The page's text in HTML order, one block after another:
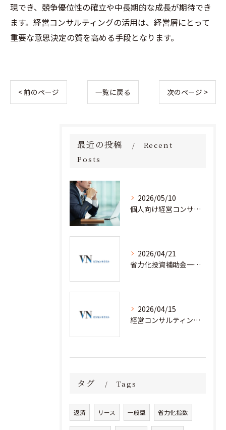
現でき、競争優位性の確立や中長期的な成長が期待でき
ます。経営コンサルティングの活用は、経営層にとって
重要な意思決定の質を高める手段となります。
< 前のページ 一覧に戻る 次のページ >
最近の投稿
Recent
Posts
2026/05/10
個人向け経営コンサルタント料金の全貌を徹底解説
2026/04/21
省力化投資補助金一般型を経営コンサルティングと安心して活用するための実践ノウハウ
2026/04/15
経営コンサルティングと省力化補助金で人手不足企業が成果を出す実践事例集
タグ Tags
返済 リース 一般型 省力化指数